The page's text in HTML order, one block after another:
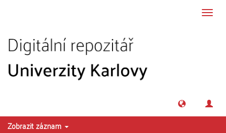
Zobrazit záznam